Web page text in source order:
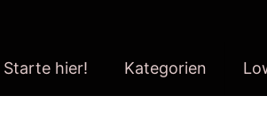
Starte hier! Kategorien